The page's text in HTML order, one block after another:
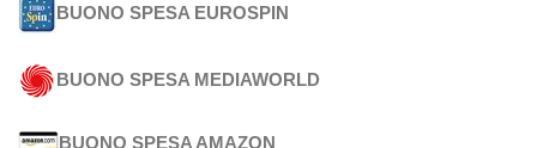
BUONO SPESA EUROSPIN
BUONO SPESA MEDIAWORLD
BUONO SPESA AMAZON